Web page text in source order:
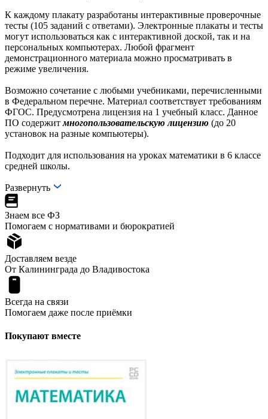
К каждому плакату разработаны интерактивные проверочные
тесты (105 заданий с ответами). Электронные плакаты и тесты
могут использоваться как с интерактивной доской, так и на
персональных компьютерах. Любой фрагмент
демонстрационного материала можно просматривать в
режиме увеличения.
Возможно сочетание с любыми учебниками, перечисленными
в Федеральном перечне. Материал соответствует требованиям
ФГОС. Предусмотрена лицензия на 1 учебный класс. Данное
ПО содержитмногопользовательскую лицензию (до 20
установок на разные компьютеры).
Подходит для использования на уроках математики в 6 классе
средней школы.
Развернуть
Знаем все ФЗ
Помогаем с нормативами и бюрократией
Доставляем везде
От Калининграда до Владивостока
Всегда на связи
Помогаем даже после приёмки
Покупают вместе